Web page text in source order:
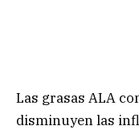
Las grasas ALA
disminuyen las